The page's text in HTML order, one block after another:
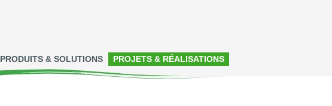
PRODUITS & SOLUTIONS PROJETS & RÉALISATIONS